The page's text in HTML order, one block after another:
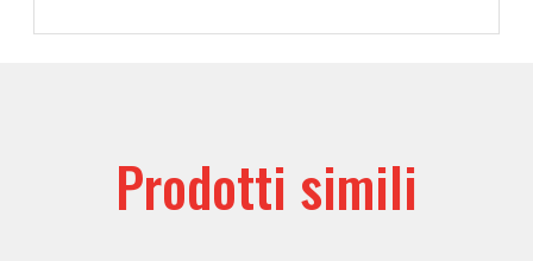
Prodotti simili